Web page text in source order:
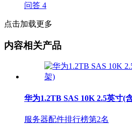
问答 4
点击加载更多
内容相关产品
华为1.2TB SAS 10K 2.5英寸(
服务器配件排行榜第2名